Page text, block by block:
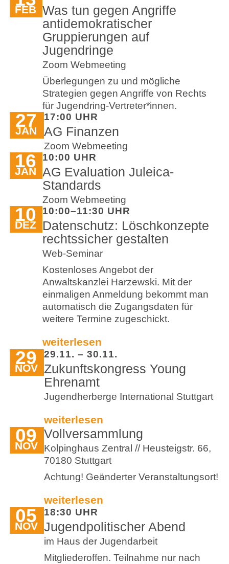
FEB Was tun gegen Angriffe
antidemokratischer
Gruppierungen auf
Jugendringe
Zoom Webmeeting
Überlegungen zu und mögliche
Strategien gegen Angriffe von Rechts
für Jugendring-Vertreter*innen.
27
JAN
17:00 UHR
AG Finanzen
Zoom Webmeeting
16
JAN
10:00 UHR
AG Evaluation Juleica-
Standards
Zoom Webmeeting
10
DEZ
10:00–11:30 UHR
Datenschutz: Löschkonzepte
rechtssicher gestalten
Web-Seminar
Kostenloses Angebot der
Anwaltskanzlei Harzewski. Mit der
einmaligen Anmeldung bekommt man
automatisch die Zugangsdaten für
weitere Termine zugeschickt.
weiterlesen
29
NOV
29.11. – 30.11.
Zukunftskongress Young
Ehrenamt
Jugendherberge International Stuttgart
weiterlesen
09
NOV
Vollversammlung
Kolpinghaus Zentral // Heusteigstr. 66,
70180 Stuttgart
Achtung! Geänderter Veranstaltungsort!
weiterlesen
05
NOV
18:30 UHR
Jugendpolitischer Abend
im Haus der Jugendarbeit
Mitgliederoffen. Teilnahme nur nach